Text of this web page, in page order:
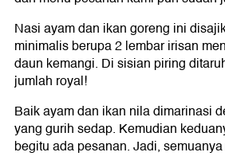
Nasi ayam dan ikan goreng ini
minimalis berupa 2 lembar irisan
daun kemangi. Di sisian piring
jumlah royal!
Baik ayam dan ikan nila dimarinasi
yang gurih sedap. Kemudian
begitu ada pesanan. Jadi,